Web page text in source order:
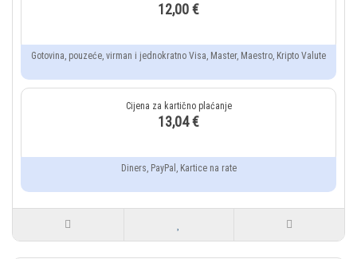
12,00 €
Gotovina, pouzeće, virman i jednokratno Visa, Master, Maestro, Kripto Valute
13,04 €
Diners, PayPal, Kartice na rate